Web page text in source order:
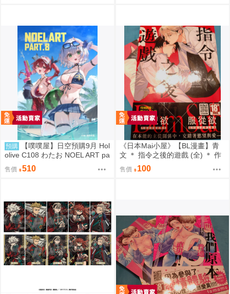
預購
【噗噗屋】日空預購9月 Hol
olive C108 わたお NOEL ART pa
rt.8 白銀諾艾爾 寶鐘瑪琳 三期生
售價 510
《日本Mai小屋》【BL漫畫】青
文 ＊ 指令之後的遊戲 (全) ＊ 作
者：オオタコマメ
售價 100